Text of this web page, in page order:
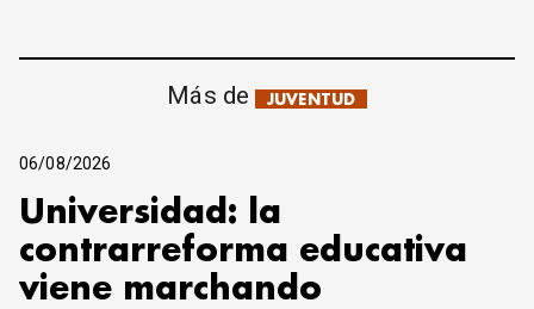
Más de JUVENTUD
06/08/2026
Universidad: la
contrarreforma educativa
viene marchando